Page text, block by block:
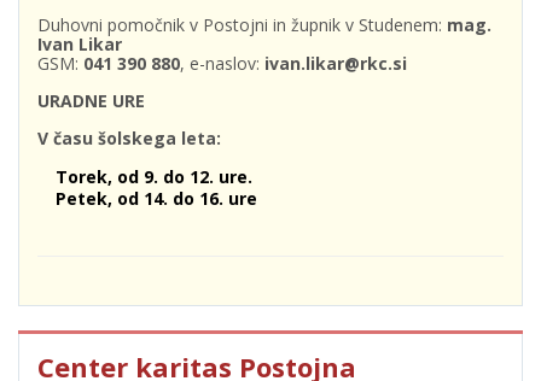
Duhovni pomočnik v Postojni in župnik v Studenem: mag.
Ivan Likar
GSM: 041 390 880, e-naslov: ivan.likar@rkc.si
URADNE URE
V času šolskega leta:
Torek, od 9. do 12. ure.
Petek, od 14. do 16. ure
Center karitas Postojna